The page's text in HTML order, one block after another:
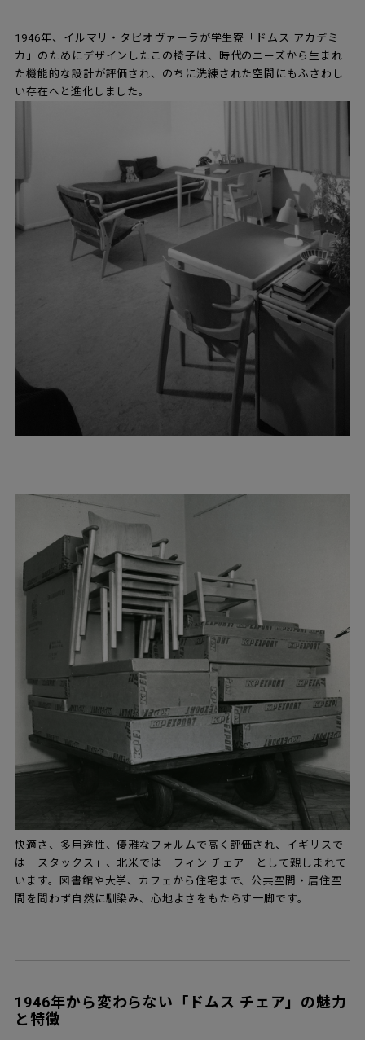
1946年、イルマリ・タピオヴァーラが学生寮「ドムス アカデミ
カ」のためにデザインしたこの椅子は、時代のニーズから生まれ
た機能的な設計が評価され、のちに洗練された空間にもふさわし
い存在へと進化しました。
快適さ、多用途性、優雅なフォルムで高く評価され、イギリスで
は「スタックス」、北米では「フィン チェア」として親しまれて
います。図書館や大学、カフェから住宅まで、公共空間・居住空
間を問わず自然に馴染み、心地よさをもたらす一脚です。
1946年から変わらない「ドムス チェア」の魅力
と特徴